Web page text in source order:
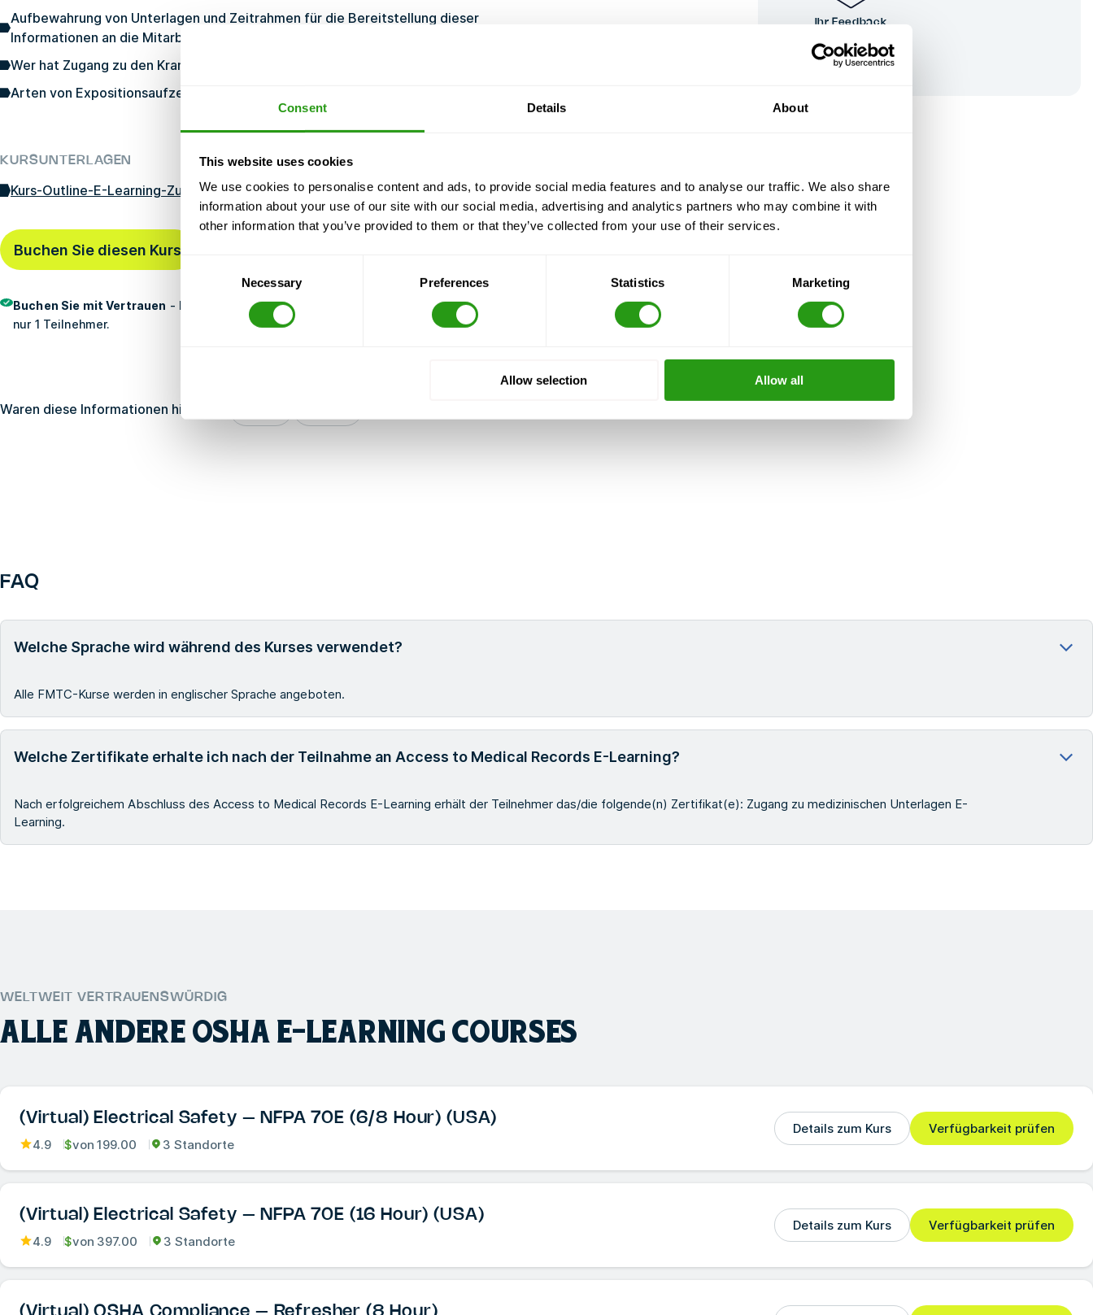
Consent Details About
This website uses cookies
We use cookies to personalise content and ads, to provide social media features and to analyse our traffic. We also share
information about your use of our site with our social media, advertising and analytics partners who may combine it with
other information that you’ve provided to them or that they’ve collected from your use of their services.
Necessary Preferences Statistics Marketing
Allow selection Allow all
Aufbewahrung von Unterlagen und Zeitrahmen für die Bereitstellung dieser
Informationen an die Mitarbeiter.
Wer hat Zugang zu den Krankenakten?
Arten von Expositionsaufzeichnungen für Arbeitnehmer
KURSUNTERLAGEN
Kurs-Outline-E-Learning-Zugang-zu-Krankenakten-10-24-2024-JP.pdf
Buchen Sie diesen Kurs
Buchen Sie mit Vertrauen - Kostenlos Stornierung, keine Vorauszahlung, und wir niemals stornieren. Auch mit
nur 1 Teilnehmer.
Waren diese Informationen hilfreich?
Ihr Feedback
Spitzenleistungen
FAQ
Welche Sprache wird während des Kurses verwendet?
Alle FMTC-Kurse werden in englischer Sprache angeboten.
Welche Zertifikate erhalte ich nach der Teilnahme an Access to Medical Records E-Learning?
Nach erfolgreichem Abschluss des Access to Medical Records E-Learning erhält der Teilnehmer das/die folgende(n) Zertifikat(e): Zugang zu medizinischen Unterlagen E-
Learning.
WELTWEIT VERTRAUENSWÜRDIG
ALLE ANDERE OSHA E-LEARNING COURSES
(Virtual) Electrical Safety – NFPA 70E (6/8 Hour) (USA)
4.9 $von 199.00 3 Standorte
Details zum Kurs Verfügbarkeit prüfen
(Virtual) Electrical Safety – NFPA 70E (16 Hour) (USA)
4.9 $von 397.00 3 Standorte
Details zum Kurs Verfügbarkeit prüfen